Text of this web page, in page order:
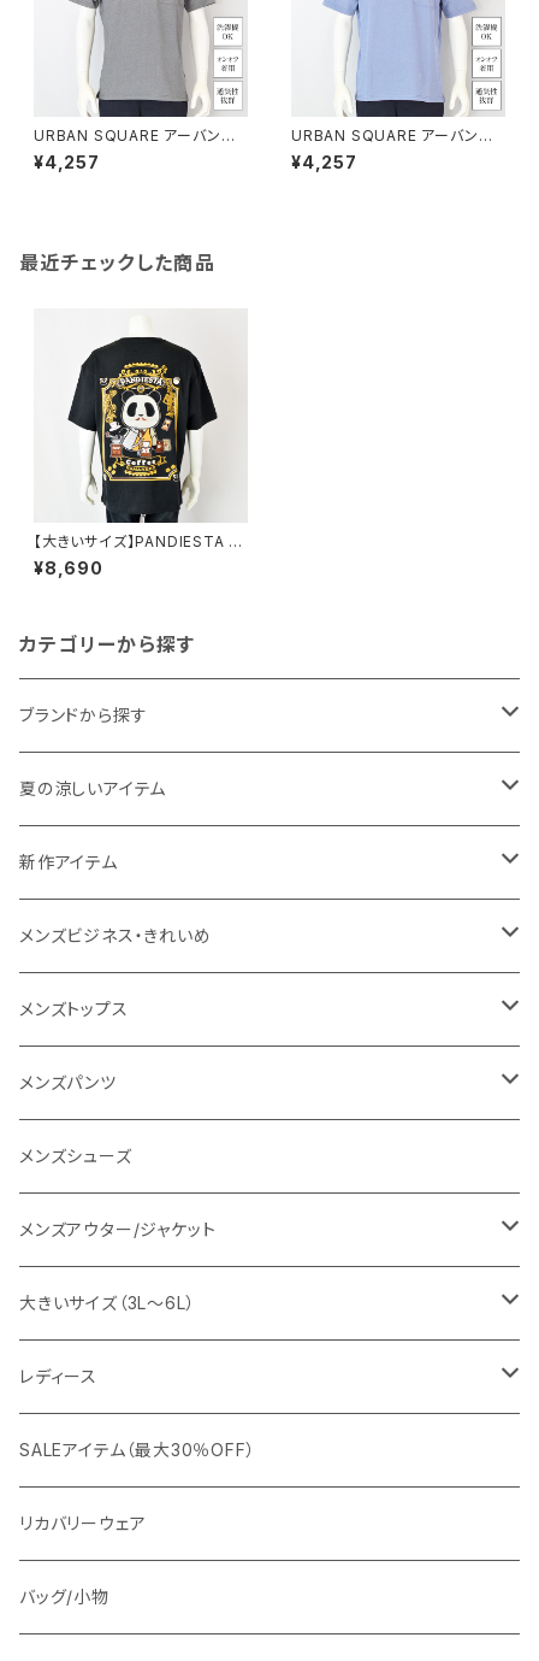
URBAN SQUARE アーバンス
クエア｜接触冷感 鹿の子ボタン
ダウンポロシャツ｜洗濯機OK
¥4,257
URBAN SQUARE アーバンス
クエア｜接触冷感 鹿の子ボタン
ダウンポロシャツ｜洗濯機OK
¥4,257
最近チェックした商品
【大きいサイズ】PANDIESTA J
APAN｜喫茶パンディエスタTシ
ャツ｜パンディエスタジャパン メ
¥8,690
カテゴリーから探す
ブランドから探す
THE NORTH FACE
NANGA
1PIU1UGUALE3 RELAX
go slow caravan
SY32 by SWEET YEARS
URBAN SQUARE
EDWIN
snow peak
G-stage
TETEHOMME
TAION
夏の涼しいアイテム
メンズ
レディース
新作アイテム
メンズ
レディース
メンズビジネス・きれいめ
スーツ
カジュアルセットアップ
スラックス
ワイシャツ
シューズ
フォーマル
Tシャツ/ポロシャツ
メンズトップス
Tシャツ/カットソー
シャツ/ポロシャツ
パーカー/スウェット
ニット
メンズパンツ
デニムパンツ
イージーパンツ
スラックス
メンズシューズ
メンズアウター/ジャケット
ジャケット
カジュアルジャケット
ビジネスジャケット
ブルゾン
コート
マウンテンパーカー/アウトドア
ダウン / 中綿アウター
大きいサイズ（3L～6L）
ビジネス
セットアップ
ワイシャツ
カジュアル
ニット/Tシャツ/カットソー
スウェット/パーカー
アウター
レディース
アウター
トップス（ブラウス/カットソー）
ジャケット
SALEアイテム（最大30％OFF）
リカバリーウェア
バッグ/小物